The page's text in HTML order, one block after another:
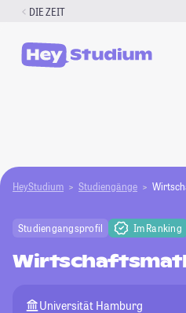
Zum
springen
DIE ZEIT
HeyStudium Studiengänge
Studiengangsprofil Im Ranking
Universität Hamburg